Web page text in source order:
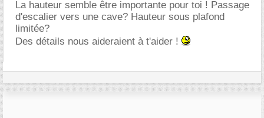
La hauteur semble être importante pour toi ! Passage
d'escalier vers une cave? Hauteur sous plafond
limitée?
Des détails nous aideraient à t'aider !